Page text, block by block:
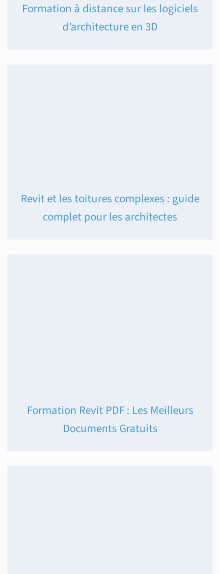
Formation à distance sur les logiciels
d’architecture en 3D
Revit et les toitures complexes : guide
complet pour les architectes
Formation Revit PDF : Les Meilleurs
Documents Gratuits